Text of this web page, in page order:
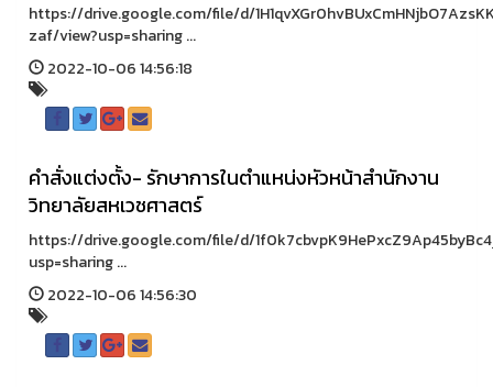
https://drive.google.com/file/d/
zaf/view?usp=sharing ...
2022-10-06 14:56:18
คำสั่งแต่งตั้ง- รักษาการในตำแหน่งหัวหน้าสำนักงาน
วิทยาลัยสหเวชศาสตร์
https://drive.google.com/file/d/
usp=sharing ...
2022-10-06 14:56:30